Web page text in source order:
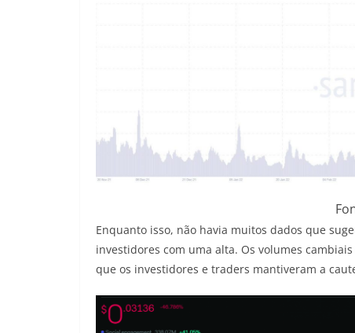
Enquanto isso, não havia muitos dados que
investidores com uma alta. Os volumes
que os investidores e traders mantiveram a